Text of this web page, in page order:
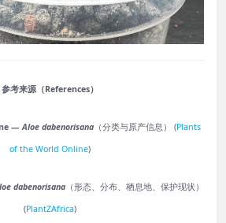
参考来源（References）
— Aloe dabenorisana （分类与原产信息） (Plants
of the World Online)
dabenorisana（形态、分布、栖息地、保护现状）
(PlantZAfrica)